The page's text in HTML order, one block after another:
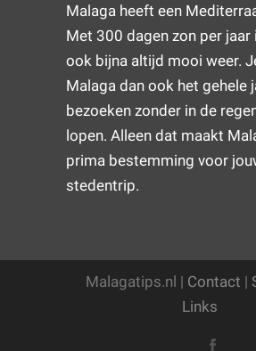
Malaga heeft een
Met 300 dagen zon per jaar
ook bijna altijd mooi weer.
Malaga dan ook het gehele
bezoeken zonder in de
lopen. Alleen dat maakt
prima bestemming voor
stedentrip.
Malagatips.nl | Contact |
Links